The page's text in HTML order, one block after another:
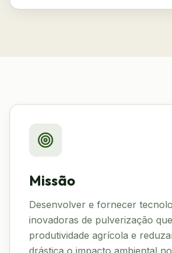
Missão
Desenvolver e fornecer
inovadoras de pulverização
produtividade agrícola e
drástica o impacto ambiental